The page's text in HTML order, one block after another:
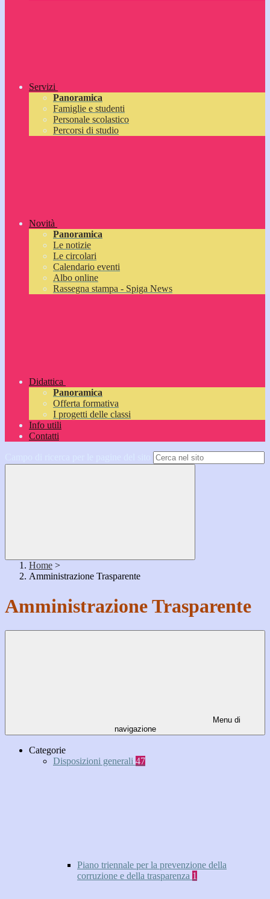
Servizi
Panoramica
Famiglie e studenti
Personale scolastico
Percorsi di studio
Novità
Panoramica
Le notizie
Le circolari
Calendario eventi
Albo online
Rassegna stampa - Spiga News
Didattica
Panoramica
Offerta formativa
I progetti delle classi
Info utili
Contatti
Home >
Amministrazione Trasparente
Amministrazione Trasparente
Menu di
navigazione
Categorie
Disposizioni generali 47
Piano triennale per la prevenzione della
corruzione e della trasparenza 1